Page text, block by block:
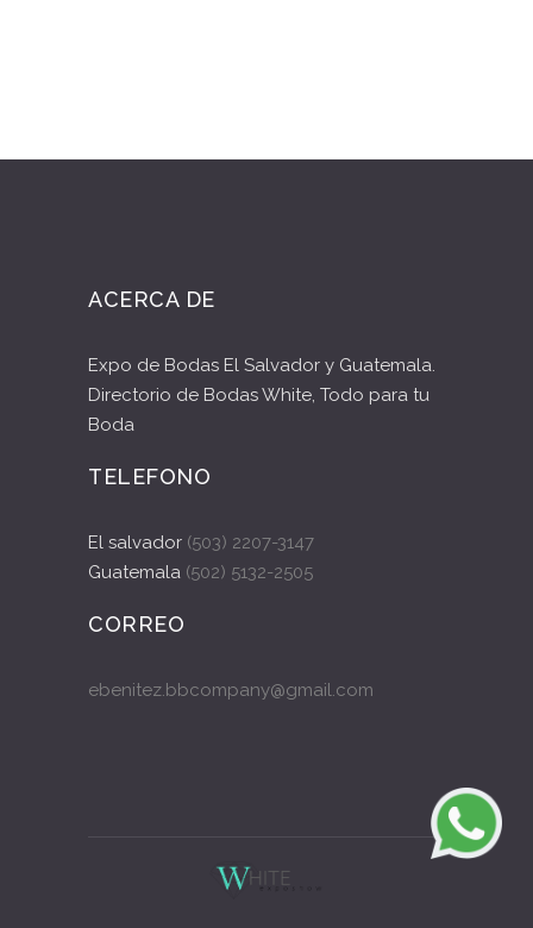
ACERCA DE
Expo de Bodas El Salvador y Guatemala.
Directorio de Bodas White, Todo para tu
Boda
TELEFONO
El salvador (503) 2207-3147
Guatemala (502) 5132-2505
CORREO
ebenitez.bbcompany@gmail.com